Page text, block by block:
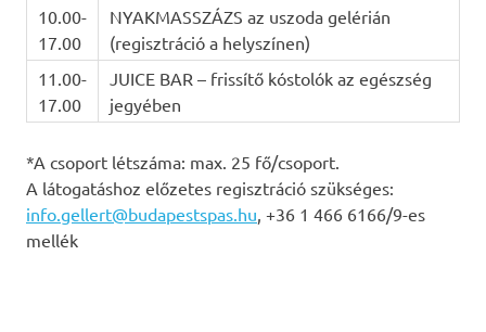
10.00-
17.00
NYAKMASSZÁZS az uszoda gelérián
(regisztráció a helyszínen)
11.00-
17.00
JUICE BAR – frissítő kóstolók az egészség
jegyében
*A csoport létszáma: max. 25 fő/csoport.
A látogatáshoz előzetes regisztráció szükséges:
info.gellert@budapestspas.hu , +36 1 466 6166/9-es
mellék